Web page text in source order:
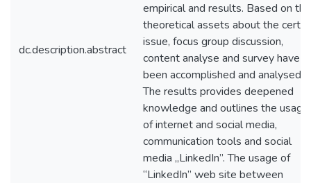
dc.description.abstract
empirical and results. Based on the
theoretical assets about the
issue, focus group discussion,
content analyse and survey have
been accomplished and analysed.
The results provides deepened
knowledge and outlines the usage
of internet and social media,
communication tools and social
media „LinkedIn”. The usage of
“LinkedIn” web site between